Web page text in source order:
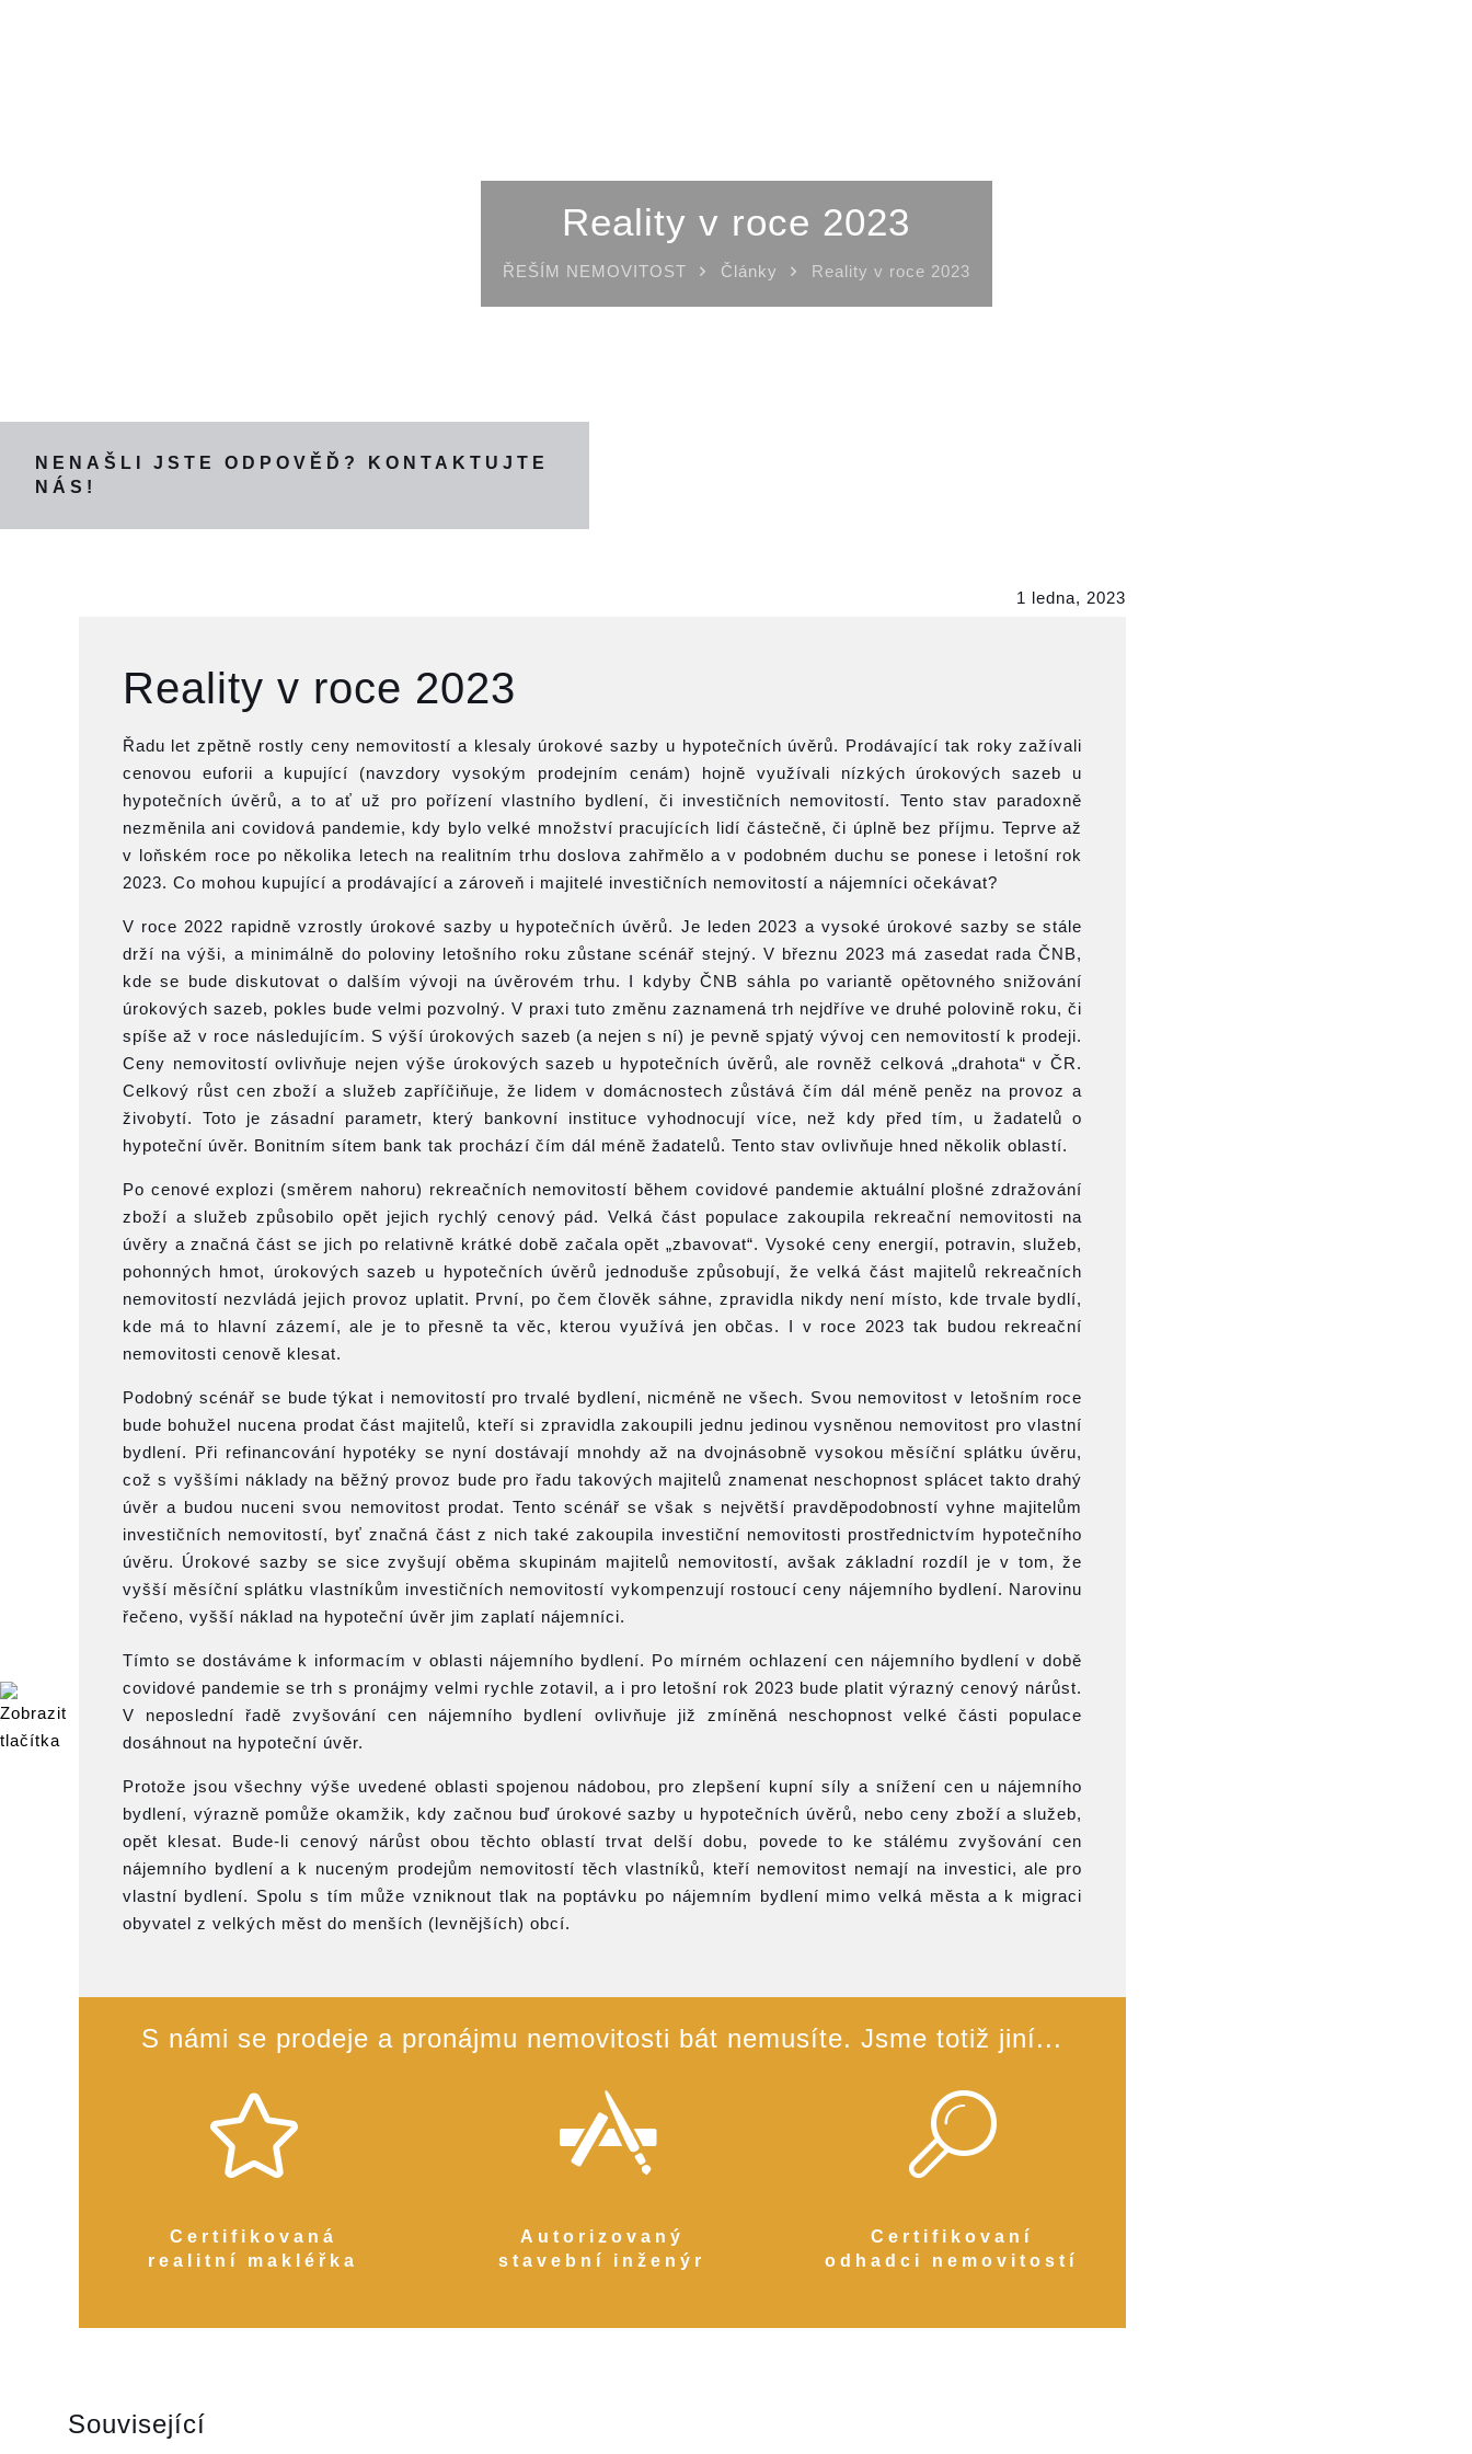
Reality v roce 2023
ŘEŠÍM NEMOVITOST Články Reality v roce 2023
NENAŠLI JSTE ODPOVĚĎ? KONTAKTUJTE
NÁS!
1 ledna, 2023
Reality v roce 2023
Řadu let zpětně rostly ceny nemovitostí a klesaly úrokové sazby u hypotečních úvěrů. Prodávající tak roky zažívali
cenovou euforii a kupující (navzdory vysokým prodejním cenám) hojně využívali nízkých úrokových sazeb u
hypotečních úvěrů, a to ať už pro pořízení vlastního bydlení, či investičních nemovitostí. Tento stav paradoxně
nezměnila ani covidová pandemie, kdy bylo velké množství pracujících lidí částečně, či úplně bez příjmu. Teprve až
v loňském roce po několika letech na realitním trhu doslova zahřmělo a v podobném duchu se ponese i letošní rok
2023. Co mohou kupující a prodávající a zároveň i majitelé investičních nemovitostí a nájemníci očekávat?
V roce 2022 rapidně vzrostly úrokové sazby u hypotečních úvěrů. Je leden 2023 a vysoké úrokové sazby se stále
drží na výši, a minimálně do poloviny letošního roku zůstane scénář stejný. V březnu 2023 má zasedat rada ČNB,
kde se bude diskutovat o dalším vývoji na úvěrovém trhu. I kdyby ČNB sáhla po variantě opětovného snižování
úrokových sazeb, pokles bude velmi pozvolný. V praxi tuto změnu zaznamená trh nejdříve ve druhé polovině roku, či
spíše až v roce následujícím. S výší úrokových sazeb (a nejen s ní) je pevně spjatý vývoj cen nemovitostí k prodeji.
Ceny nemovitostí ovlivňuje nejen výše úrokových sazeb u hypotečních úvěrů, ale rovněž celková „drahota“ v ČR.
Celkový růst cen zboží a služeb zapříčiňuje, že lidem v domácnostech zůstává čím dál méně peněz na provoz a
živobytí. Toto je zásadní parametr, který bankovní instituce vyhodnocují více, než kdy před tím, u žadatelů o
hypoteční úvěr. Bonitním sítem bank tak prochází čím dál méně žadatelů. Tento stav ovlivňuje hned několik oblastí.
Po cenové explozi (směrem nahoru) rekreačních nemovitostí během covidové pandemie aktuální plošné zdražování
zboží a služeb způsobilo opět jejich rychlý cenový pád. Velká část populace zakoupila rekreační nemovitosti na
úvěry a značná část se jich po relativně krátké době začala opět „zbavovat“. Vysoké ceny energií, potravin, služeb,
pohonných hmot, úrokových sazeb u hypotečních úvěrů jednoduše způsobují, že velká část majitelů rekreačních
nemovitostí nezvládá jejich provoz uplatit. První, po čem člověk sáhne, zpravidla nikdy není místo, kde trvale bydlí,
kde má to hlavní zázemí, ale je to přesně ta věc, kterou využívá jen občas. I v roce 2023 tak budou rekreační
nemovitosti cenově klesat.
Podobný scénář se bude týkat i nemovitostí pro trvalé bydlení, nicméně ne všech. Svou nemovitost v letošním roce
bude bohužel nucena prodat část majitelů, kteří si zpravidla zakoupili jednu jedinou vysněnou nemovitost pro vlastní
bydlení. Při refinancování hypotéky se nyní dostávají mnohdy až na dvojnásobně vysokou měsíční splátku úvěru,
což s vyššími náklady na běžný provoz bude pro řadu takových majitelů znamenat neschopnost splácet takto drahý
úvěr a budou nuceni svou nemovitost prodat. Tento scénář se však s největší pravděpodobností vyhne majitelům
investičních nemovitostí, byť značná část z nich také zakoupila investiční nemovitosti prostřednictvím hypotečního
úvěru. Úrokové sazby se sice zvyšují oběma skupinám majitelů nemovitostí, avšak základní rozdíl je v tom, že
vyšší měsíční splátku vlastníkům investičních nemovitostí vykompenzují rostoucí ceny nájemního bydlení. Narovinu
řečeno, vyšší náklad na hypoteční úvěr jim zaplatí nájemníci.
Tímto se dostáváme k informacím v oblasti nájemního bydlení. Po mírném ochlazení cen nájemního bydlení v době
covidové pandemie se trh s pronájmy velmi rychle zotavil, a i pro letošní rok 2023 bude platit výrazný cenový nárůst.
V neposlední řadě zvyšování cen nájemního bydlení ovlivňuje již zmíněná neschopnost velké části populace
dosáhnout na hypoteční úvěr.
Protože jsou všechny výše uvedené oblasti spojenou nádobou, pro zlepšení kupní síly a snížení cen u nájemního
bydlení, výrazně pomůže okamžik, kdy začnou buď úrokové sazby u hypotečních úvěrů, nebo ceny zboží a služeb,
opět klesat. Bude-li cenový nárůst obou těchto oblastí trvat delší dobu, povede to ke stálému zvyšování cen
nájemního bydlení a k nuceným prodejům nemovitostí těch vlastníků, kteří nemovitost nemají na investici, ale pro
vlastní bydlení. Spolu s tím může vzniknout tlak na poptávku po nájemním bydlení mimo velká města a k migraci
obyvatel z velkých měst do menších (levnějších) obcí.
S námi se prodeje a pronájmu nemovitosti bát nemusíte. Jsme totiž jiní...
Certifikovaná
realitní makléřka
Autorizovaný
stavební inženýr
Certifikovaní
odhadci nemovitostí
Související